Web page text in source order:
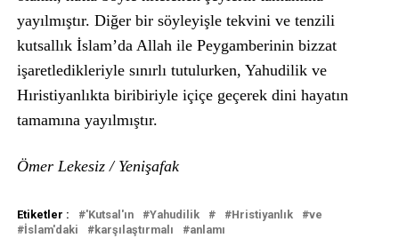
yayılmıştır. Diğer bir söyleyişle tekvini ve tenzili
kutsallık İslam’da Allah ile Peygamberinin bizzat
işaretledikleriyle sınırlı tutulurken, Yahudilik ve
Hıristiyanlıkta biribiriyle içiçe geçerek dini hayatın
tamamına yayılmıştır.
Ömer Lekesiz / Yenişafak
Etiketler : 'Kutsal'ın Yahudilik Hristiyanlık
ve
İslam'daki
karşılaştırmalı anlamı